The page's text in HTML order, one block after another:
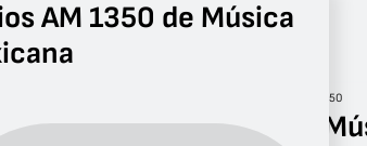
AM 1350
Radios AM 1350 de
AM 1350 de Música